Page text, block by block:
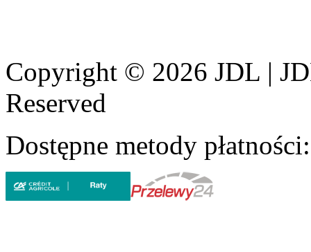
Copyright © 2026 JDL |
Reserved
Dostępne metody płatności: